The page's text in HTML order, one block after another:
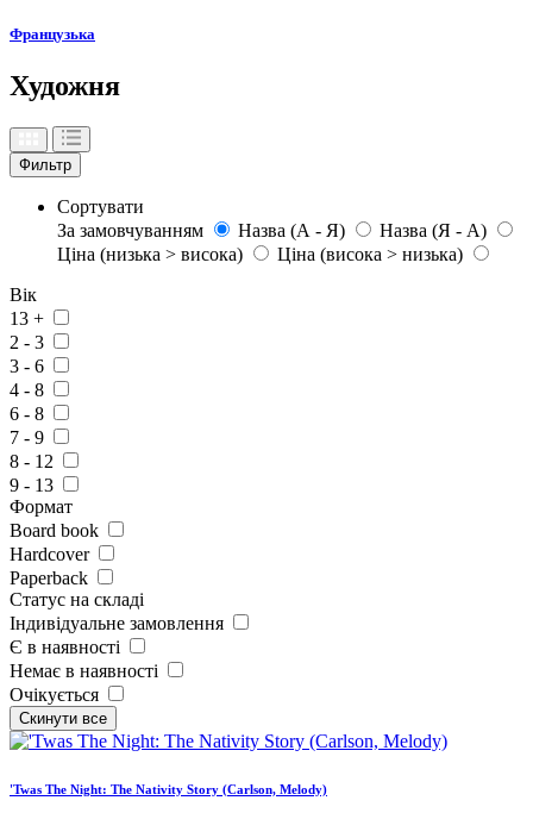
Французька
Художня
Фильтр
Сортувати
За замовчуванням
Назва (А - Я)
Назва (Я - А)
Ціна (низька > висока)
Ціна (висока > низька)
Вік
13 +
2 - 3
3 - 6
4 - 8
6 - 8
7 - 9
8 - 12
9 - 13
Формат
Board book
Hardcover
Paperback
Статус на складі
Індивідуальне замовлення
Є в наявності
Немає в наявності
Очікується
'Twas The Night: The Nativity Story (Carlson, Melody)